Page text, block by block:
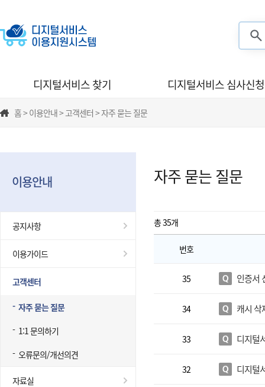
디지털서비스 찾기 디지털서비스 심사신청
홈 > 이용안내 > 고객센터 > 자주 묻는 질문
이용안내
공지사항
이용가이드
고객센터
자주 묻는 질문
1:1 문의하기
오류문의/개선의견
자료실
자주 묻는 질문
총 35개
번호
35 인증서
34 캐시 삭
33 디지털
32 디지털